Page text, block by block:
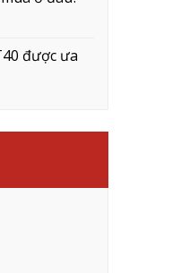
được ưa